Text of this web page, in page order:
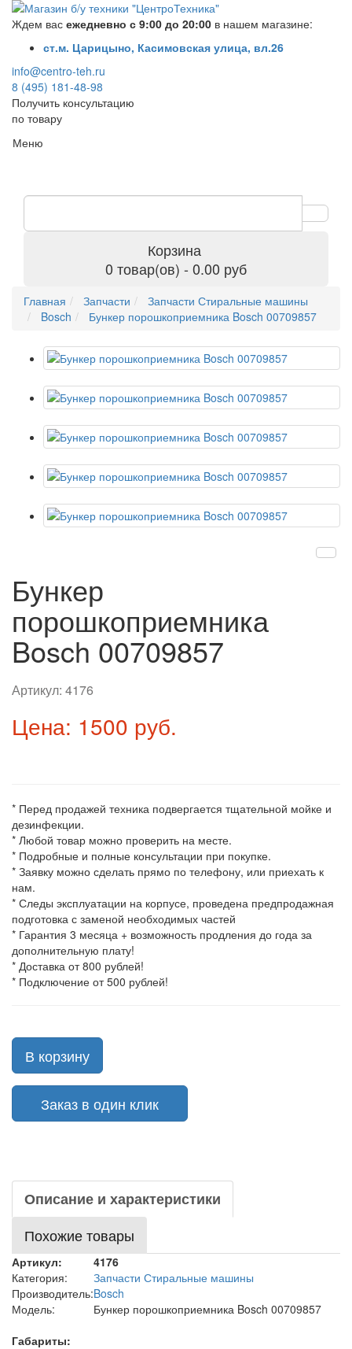
Ждем вас ежедневно с 9:00 до 20:00 в нашем магазине:
ст.м. Царицыно, Касимовская улица, вл.26
info@centro-teh.ru
8 (495) 181-48-98
Получить консультацию
по товару
Меню
Корзина
0 товар(ов) - 0.00 руб
Главная Запчасти
Запчасти Стиральные машины
Bosch
Бункер порошкоприемника Bosch 00709857
Бункер
порошкоприемника
Bosch 00709857
Артикул: 4176
Цена: 1500 руб.
* Перед продажей техника подвергается тщательной мойке и
дезинфекции.
* Любой товар можно проверить на месте.
* Подробные и полные консультации при покупке.
* Заявку можно сделать прямо по телефону, или приехать к
нам.
* Следы эксплуатации на корпусе, проведена предпродажная
подготовка с заменой необходимых частей
* Гарантия 3 месяца + возможность продления до года за
дополнительную плату!
* Доставка от 800 рублей!
* Подключение от 500 рублей!
В корзину
Заказ в один клик
Описание и характеристики
Похожие товары
Артикул:
4176
Категория:
Запчасти Стиральные машины
Производитель:Bosch
Модель:
Бункер порошкоприемника Bosch 00709857
Габариты: